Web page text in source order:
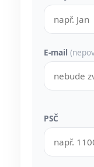
E-mail
PSČ